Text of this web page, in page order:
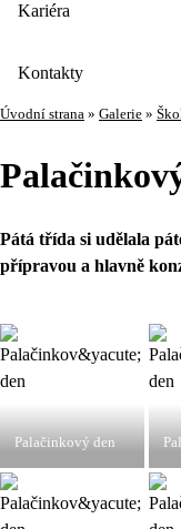
Kariéra
Kontakty
Úvodní strana » Galerie »
Pátá třída si udělala
přípravou a hlavně
Palačinkový den